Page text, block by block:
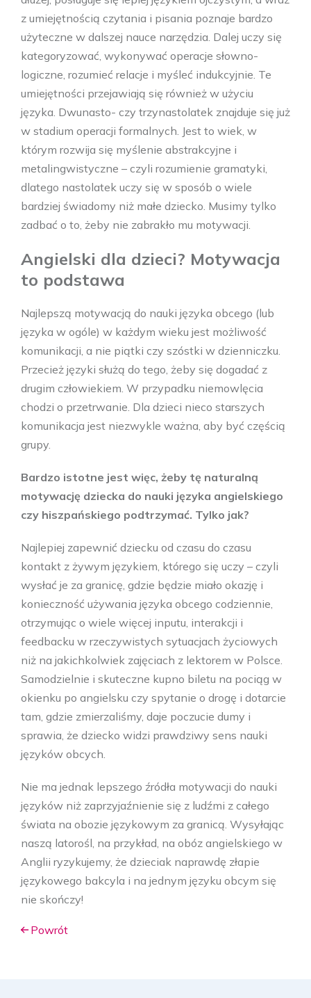
z umiejętnością czytania i pisania poznaje bardzo
użyteczne w dalszej nauce narzędzia. Dalej uczy się
kategoryzować, wykonywać operacje słowno-
logiczne, rozumieć relacje i myśleć indukcyjnie. Te
umiejętności przejawiają się również w użyciu
języka. Dwunasto- czy trzynastolatek znajduje się już
w stadium operacji formalnych. Jest to wiek, w
którym rozwija się myślenie abstrakcyjne i
metalingwistyczne – czyli rozumienie gramatyki,
dlatego nastolatek uczy się w sposób o wiele
bardziej świadomy niż małe dziecko. Musimy tylko
zadbać o to, żeby nie zabrakło mu motywacji.
Angielski dla dzieci? Motywacja
to podstawa
Najlepszą motywacją do nauki języka obcego (lub
języka w ogóle) w każdym wieku jest możliwość
komunikacji, a nie piątki czy szóstki w dzienniczku.
Przecież języki służą do tego, żeby się dogadać z
drugim człowiekiem. W przypadku niemowlęcia
chodzi o przetrwanie. Dla dzieci nieco starszych
komunikacja jest niezwykle ważna, aby być częścią
grupy.
Bardzo istotne jest więc, żeby tę naturalną
motywację dziecka do nauki języka angielskiego
czy hiszpańskiego podtrzymać. Tylko jak?
Najlepiej zapewnić dziecku od czasu do czasu
kontakt z żywym językiem, którego się uczy – czyli
wysłać je za granicę, gdzie będzie miało okazję i
konieczność używania języka obcego codziennie,
otrzymując o wiele więcej inputu, interakcji i
feedbacku w rzeczywistych sytuacjach życiowych
niż na jakichkolwiek zajęciach z lektorem w Polsce.
Samodzielnie i skuteczne kupno biletu na pociąg w
okienku po angielsku czy spytanie o drogę i dotarcie
tam, gdzie zmierzaliśmy, daje poczucie dumy i
sprawia, że dziecko widzi prawdziwy sens nauki
języków obcych.
Nie ma jednak lepszego źródła motywacji do nauki
języków niż zaprzyjaźnienie się z ludźmi z całego
świata na obozie językowym za granicą. Wysyłając
naszą latorośl, na przykład, na obóz angielskiego w
Anglii ryzykujemy, że dzieciak naprawdę złapie
językowego bakcyla i na jednym języku obcym się
nie skończy!
Powrót